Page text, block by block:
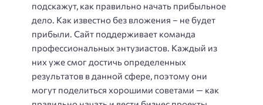
подскажут, как правильно начать прибыльное
дело. Как известно без вложения – не будет
прибыли. Сайт поддерживает команда
профессиональных энтузиастов. Каждый из
них уже смог достичь определенных
результатов в данной сфере, поэтому они
могут поделиться хорошими советами — как